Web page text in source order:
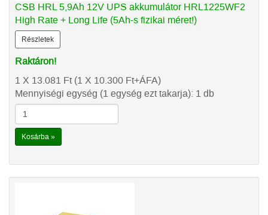
CSB HRL 5,9Ah 12V UPS akkumulátor HRL1225WF2
High Rate + Long Life (5Ah-s fizikai méret!)
Részletek
Raktáron!
1 X 13.081 Ft(1 X 10.300 Ft+ÁFA)
Mennyiségi egység (1 egység ezt takarja): 1 db
Kosárba »